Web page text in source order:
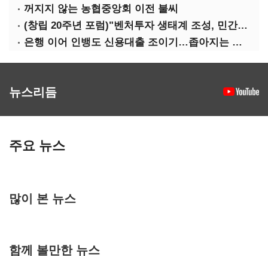
꺼지지 않는 농협중앙회 이전 불씨
(창립 20주년 포럼)"벤처투자 생태계 조성, 민간자본이 주도해야"
은행 이어 인뱅도 신용대출 조이기…좁아지는 급전 창구
뉴스리듬
주요 뉴스
많이 본 뉴스
함께 볼만한 뉴스